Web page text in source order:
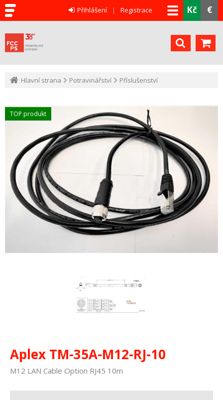
Kč €
Přihlášení Registrace
Hlavní strana Potravinářství Příslušenství
TOP produkt
Aplex TM-35A-M12-RJ-10
M12 LAN Cable Option RJ45 10m